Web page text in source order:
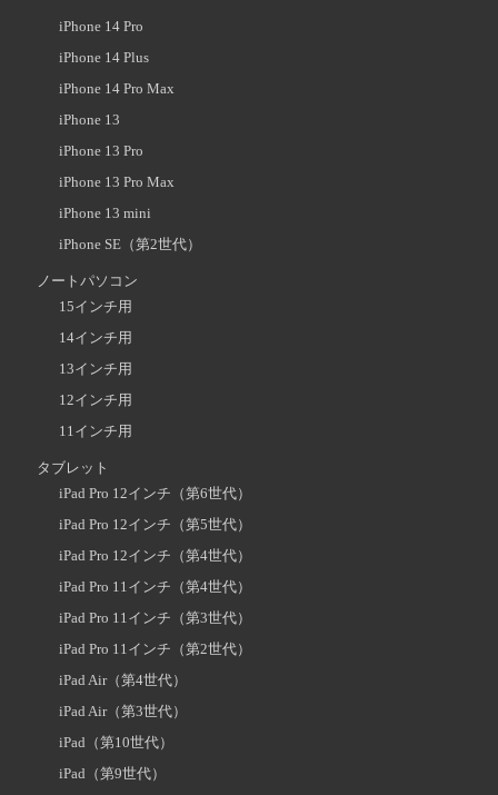
iPhone 14 Pro
iPhone 14 Plus
iPhone 14 Pro Max
iPhone 13
iPhone 13 Pro
iPhone 13 Pro Max
iPhone 13 mini
iPhone SE（第2世代）
ノートパソコン
15インチ用
14インチ用
13インチ用
12インチ用
11インチ用
タブレット
iPad Pro 12インチ（第6世代）
iPad Pro 12インチ（第5世代）
iPad Pro 12インチ（第4世代）
iPad Pro 11インチ（第4世代）
iPad Pro 11インチ（第3世代）
iPad Pro 11インチ（第2世代）
iPad Air（第4世代）
iPad Air（第3世代）
iPad（第10世代）
iPad（第9世代）